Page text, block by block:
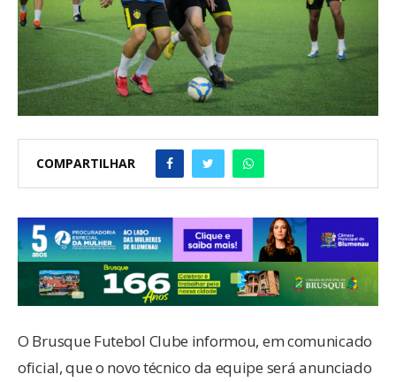
COMPARTILHAR
O Brusque Futebol Clube informou, em comunicado
oficial, que o novo técnico da equipe será anunciado